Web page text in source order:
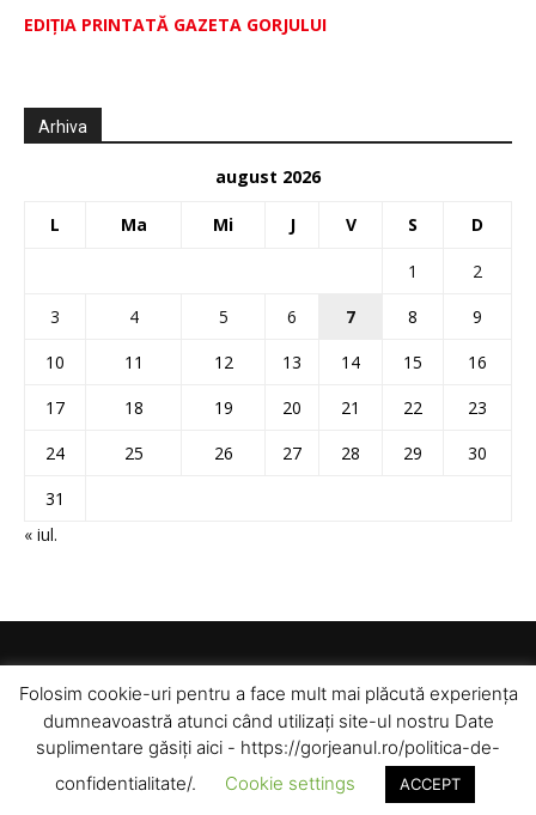
EDIŢIA PRINTATĂ GAZETA GORJULUI
Arhiva
august 2026
L Ma Mi J V S D
1
2
3
4 5 6 7 8
9
10
11 12 13 14 15
16
17
18 19 20 21 22
23
24
25 26 27 28 29
30
31
« iul.
© Toate drepturile rezervate pentru Gorjeanul SA
Folosim cookie-uri pentru a face mult mai plăcută experiența
dumneavoastră atunci când utilizați site-ul nostru Date
suplimentare găsiți aici - https://gorjeanul.ro/politica-de-
confidentialitate/.
Cookie settings ACCEPT